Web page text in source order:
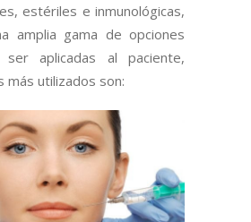
estériles e inmunológicas,
amplia gama de opciones
aplicadas al paciente,
más utilizados son: